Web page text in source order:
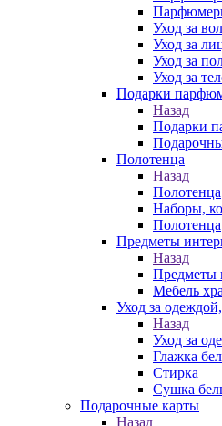
Уход за
Уход за
Уход за
Уход за
Подарки
Назад
Подарки
Полотенца
Назад
Полотенца
Наборы,
Полотенца
Предметы
Назад
Предметы
Мебель
Уход за
Назад
Уход за
Глажка
Стирка
Сушка
Подарочные карты
Назад